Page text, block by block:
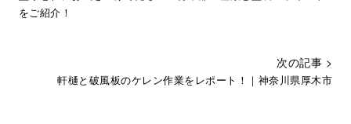
をご紹介！
次の記事 >
軒樋と破風板のケレン作業をレポート！｜神奈川県厚木市